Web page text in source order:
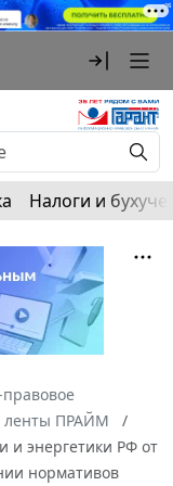
Налоги и
ленты ПРАЙМ
и энергетики РФ от
нормативов